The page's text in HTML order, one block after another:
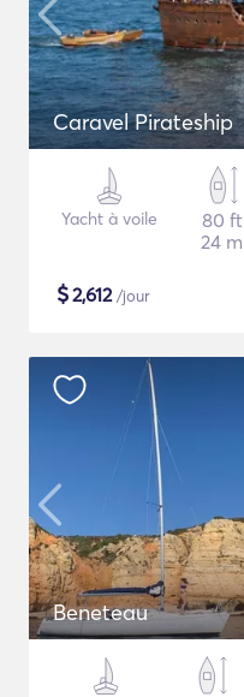
Caravel Pirateship
Yacht à voile
80 ft
24 m
$2,612/jour
Beneteau